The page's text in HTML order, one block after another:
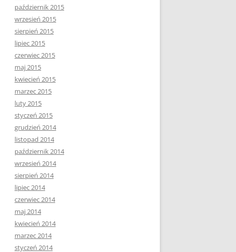
październik 2015
wrzesień 2015
sierpień 2015
lipiec 2015
czerwiec 2015
maj 2015
kwiecień 2015
marzec 2015
luty 2015
styczeń 2015
grudzień 2014
listopad 2014
październik 2014
wrzesień 2014
sierpień 2014
lipiec 2014
czerwiec 2014
maj 2014
kwiecień 2014
marzec 2014
styczeń 2014